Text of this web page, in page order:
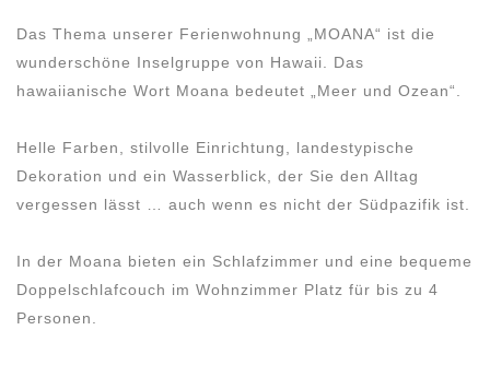
Das Thema unserer Ferienwohnung „MOANA“ ist die
wunderschöne Inselgruppe von Hawaii. Das
hawaiianische Wort Moana bedeutet „Meer und Ozean“.
Helle Farben, stilvolle Einrichtung, landestypische
Dekoration und ein Wasserblick, der Sie den Alltag
vergessen lässt … auch wenn es nicht der Südpazifik ist.
In der Moana bieten ein Schlafzimmer und eine bequeme
Doppelschlafcouch im Wohnzimmer Platz für bis zu 4
Personen.